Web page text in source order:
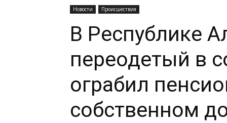
Новости Происшествия
В Республике
переодетый в
ограбил
собственном